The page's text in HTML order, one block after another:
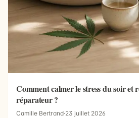
Comment calmer le stress du soir et
réparateur ?
Camille Bertrand·23 juillet 2026